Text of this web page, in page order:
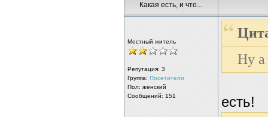
Какая есть, и что...
Местный житель
Репутация: 3
Группа: Посетители
Пол: женский
Сообщений: 151
Ну а
есть!